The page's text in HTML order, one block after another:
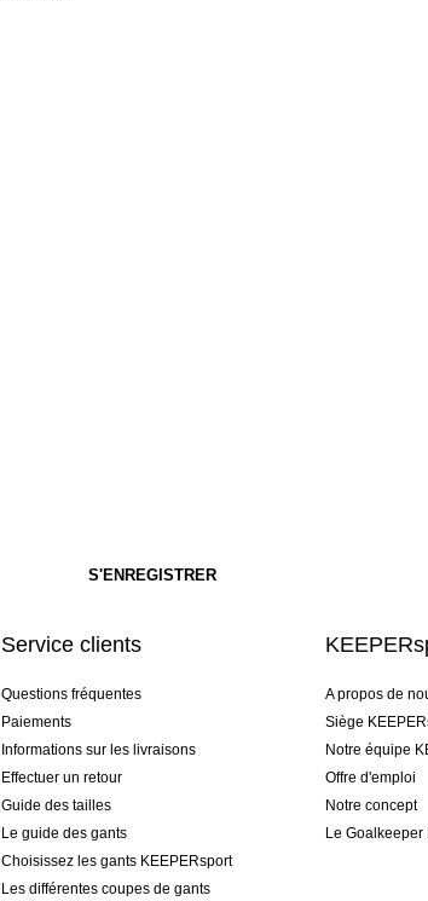
Service clients
Questions fréquentes
Paiements
Informations sur les livraisons
Effectuer un retour
Guide des tailles
Le guide des gants
Choisissez les gants KEEPERsport
Les différentes coupes de gants
A propos de
Siège
Notre équipe
Offre d'emploi
Notre concept
Le Goalkeeper